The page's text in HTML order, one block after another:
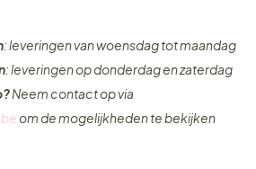
: leveringen van woensdag tot maandag
: leveringen op donderdag en zaterdag
Neem contact op via
om de mogelijkheden te bekijken